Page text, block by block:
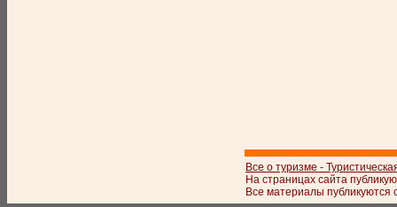
Все о туризме -
На страницах сайта
Все материалы публикуются